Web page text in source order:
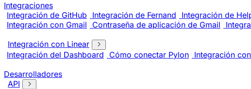
Integraciones
Integración de GitHub
Integración de Fernand Integración de
Integración con Gmail
Contraseña de aplicación de Gmail
Integración con Linear
Integración del Dashboard
Cómo conectar Pylon Integración
Desarrolladores
API